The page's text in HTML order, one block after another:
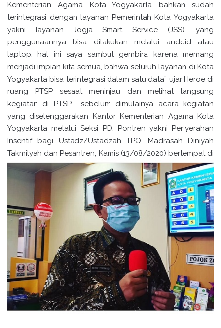
Kementerian Agama Kota Yogyakarta bahkan sudah
terintegrasi dengan layanan Pemerintah Kota Yogyakarta
yakni layanan Jogja Smart Service (JSS), yang
penggunaannya bisa dilakukan melalui andoid atau
laptop, hal ini saya sambut gembira karena memang
menjadi impian kita semua, bahwa seluruh layanan di Kota
Yogyakarta bisa terintegrasi dalam satu data” ujar Heroe di
ruang PTSP sesaat meninjau dan melihat langsung
kegiatan di PTSP sebelum dimulainya acara kegiatan
yang diselenggarakan Kantor Kementerian Agama Kota
Yogyakarta melalui Seksi PD. Pontren yakni Penyerahan
Insentif bagi Ustadz/Ustadzah TPQ, Madrasah Diniyah
Takmilyah dan Pesantren, Kamis (13/08/2020) bertempat di